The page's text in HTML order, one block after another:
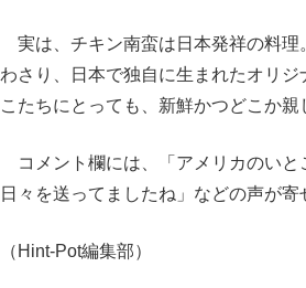
実は、チキン南蛮は日本発祥の料理
わさり、日本で独自に生まれたオリ
こたちにとっても、新鮮かつどこか
コメント欄には、「アメリカのいと
日々を送ってましたね」などの声が寄
（Hint-Pot編集部）